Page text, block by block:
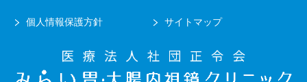
個人情報保護方針 サイトマップ